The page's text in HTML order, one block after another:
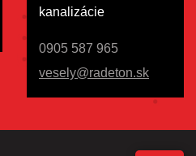
kanalizácie
0905 587 965
vesely@radeton.sk